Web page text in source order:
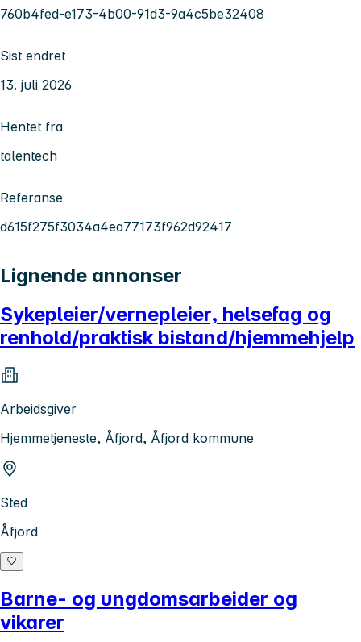
760b4fed-e173-4b00-91d3-9a4c5be32408
Sist endret
13. juli 2026
Hentet fra
talentech
Referanse
d615f275f3034a4ea77173f962d92417
Lignende annonser
Sykepleier/vernepleier, helsefag og
renhold/praktisk bistand/hjemmehjelp
Arbeidsgiver
Hjemmetjeneste, Åfjord, Åfjord kommune
Sted
Åfjord
Barne- og ungdomsarbeider og
vikarer